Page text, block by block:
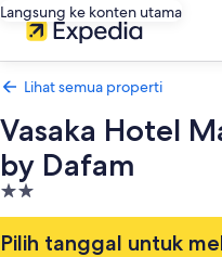
Langsung ke konten utama
Lihat semua properti
Vasaka Hotel
by Dafam
Properti
bintang
2.0
Pilih tanggal untuk